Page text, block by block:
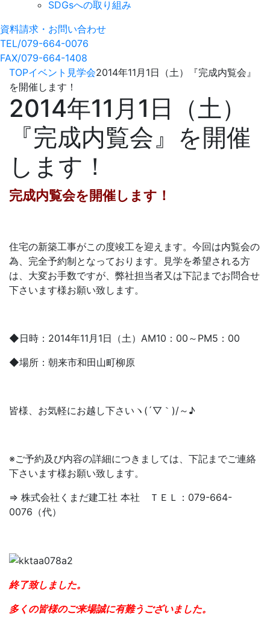
SDGsへの取り組み
資料請求・お問い合わせ
TEL/079-664-0076
FAX/079-664-1408
TOPイベント 見学会2014年11月1日（土）『完成内覧会』
を開催します！
2014年11月1日（土）
『完成内覧会』を開催
します！
完成内覧会を開催します！
住宅の新築工事がこの度竣工を迎えます。今回は内覧会の
為、完全予約制となっております。見学を希望される方
は、大変お手数ですが、弊社担当者又は下記までお問合せ
下さいます様お願い致します。
◆日時：2014年11月1日（土）AM10：00～PM5：00
◆場所：朝来市和田山町柳原
皆様、お気軽にお越し下さいヽ(´▽｀)/～♪
※ご予約及び内容の詳細につきましては、下記までご連絡
下さいます様お願い致します。
⇒ 株式会社くまだ建工社 本社 ＴＥＬ：079-664-
0076（代）
終了致しました。
多くの皆様のご来場誠に有難うございました。